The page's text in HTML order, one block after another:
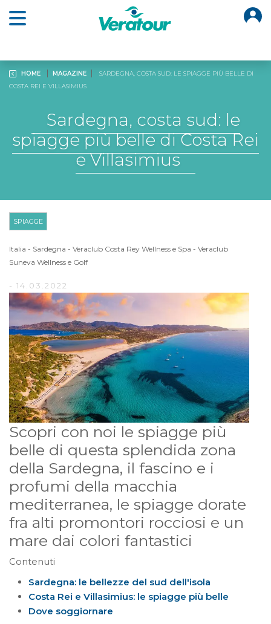
HOME MAGAZINE
SARDEGNA, COSTA SUD: LE SPIAGGE PIÙ BELLE DI
COSTA REI E VILLASIMIUS
Sardegna, costa sud: le
spiagge più belle di Costa Rei
e Villasimius
SPIAGGE
Italia - Sardegna - Veraclub Costa Rey Wellness e Spa - Veraclub
Suneva Wellness e Golf
- 14.03.2022
Scopri con noi le spiagge più
belle di questa splendida zona
della Sardegna, il fascino e i
profumi della macchia
mediterranea, le spiagge dorate
fra alti promontori rocciosi e un
mare dai colori fantastici
Contenuti
Sardegna: le bellezze del sud dell'isola
Costa Rei e Villasimius: le spiagge più belle
Dove soggiornare